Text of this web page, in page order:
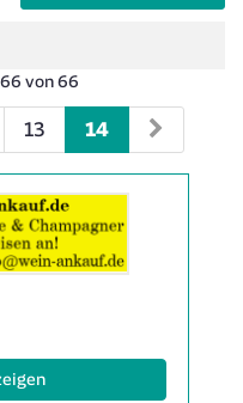
von 66
13 14
(ID: 2000681)